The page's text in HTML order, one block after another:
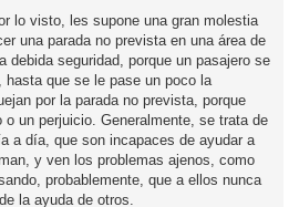
lo visto, les supone una gran molestia
una parada no prevista en una área de
debida seguridad, porque un pasajero se
que se le pase un poco la
por la parada no prevista, porque
un perjuicio. Generalmente, se trata de
a día, que son incapaces de ayudar a
y ven los problemas ajenos, como
probablemente, que a ellos nunca
la ayuda de otros.